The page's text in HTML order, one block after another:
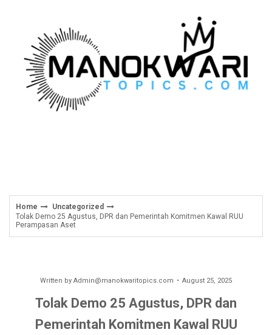
Home
Uncategorized
Tolak Demo 25 Agustus, DPR dan Pemerintah Komitmen Kawal RUU
Perampasan Aset
Written by Admin@manokwaritopics.com August 25, 2025
Tolak Demo 25 Agustus, DPR dan
Pemerintah Komitmen Kawal RUU